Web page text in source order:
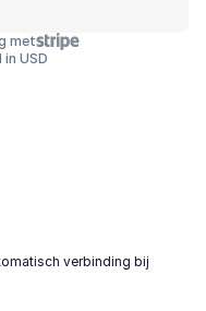
met
USD
verbinding bij